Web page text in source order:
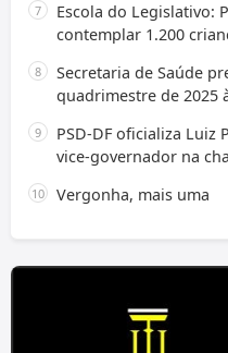
Escola do Legislativo:
contemplar 1.200
Secretaria de Saúde
quadrimestre de 2025
PSD-DF oficializa Luiz
vice-governador na
Vergonha, mais uma